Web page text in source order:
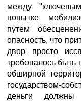
между
попытке
путем
опасность, что
двор просто
требовалось быть
обширной
государством-
деньги